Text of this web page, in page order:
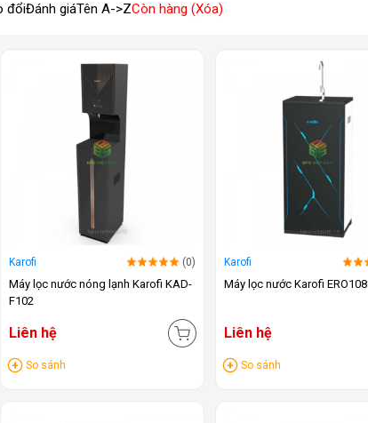
đổiĐánh giáTên A->ZCòn hàng (Xóa)
Karofi (0)
Máy lọc nước nóng lạnh Karofi KAD-
F102
Liên hệ
So sánh
Karofi
Máy lọc nước Karofi ERO108
Liên hệ
So sánh